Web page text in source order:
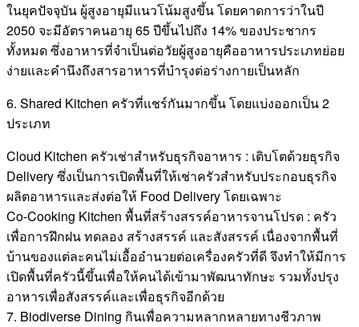
ในยุคปัจจุบัน ผู้สูงอายุมีแนวโน้มสูงขึ้น โดยคาดการว่าในปี
2050 จะมีอัตราคนอายุ 65 ปีขึ้นไปถึง 14% ของประชากร
ทั้งหมด ซึ่งอาหารที่จำเป็นต่อวัยผู้สูงอายุคืออาหารประเภทย่อย
ง่ายและคำนึงถึงสารอาหารที่บำรุงต่อร่างกายเป็นหลัก
6. Shared Kitchen ครัวที่แชร์กันมากขึ้น โดยแบ่งออกเป็น 2
ประเภท
Cloud Kitchen ครัวเช่าสำหรับธุรกิจอาหาร : เติบโตด้วยธุรกิจ
Delivery ซึ่งเป็นการเปิดพื้นที่ให้เช่าครัวสำหรับประกอบธุรกิจ
ผลิตอาหารและส่งต่อให้ Food Delivery โดยเฉพาะ
Co-Cooking Kitchen พื้นที่สร้างสรรค์อาหารจานโปรด : ครัว
เพื่อการฝึกฝน ทดลอง สร้างสรรค์ และสังสรรค์ เนื่องจากพื้นที่
บ้านของแต่ละคนไม่เอื้ออำนวยต่อเครื่องครัวที่ดี จึงทำให้มีการ
เปิดพื้นที่ครัวนี้ขึ้นเพื่อให้คนได้เข้ามาพัฒนาทักษะ รวมทั้งปรุง
อาหารเพื่อสังสรรค์และเพื่อธุรกิจอีกด้วย
7. Biodiverse Dining กินเพื่อความหลากหลายทางชีวภาพ